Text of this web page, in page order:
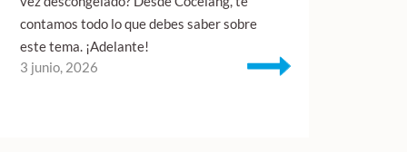
contamos todo lo que debes saber sobre
este tema. ¡Adelante!
3 junio, 2026